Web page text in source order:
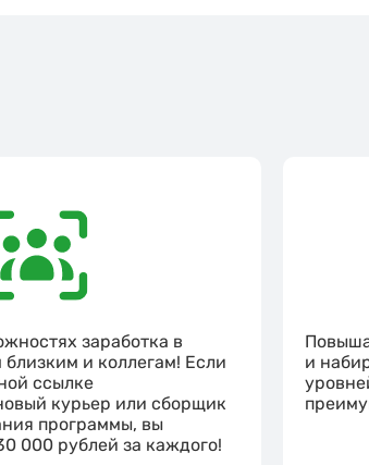
заработка в
и коллегам! Если
ссылке
курьер или сборщик
программы, вы
000 рублей за каждого!
и